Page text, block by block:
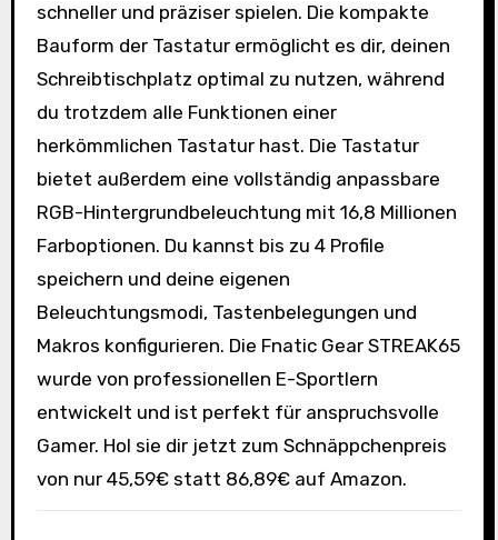
schneller und präziser spielen. Die kompakte
Bauform der Tastatur ermöglicht es dir, deinen
Schreibtischplatz optimal zu nutzen, während
du trotzdem alle Funktionen einer
herkömmlichen Tastatur hast. Die Tastatur
bietet außerdem eine vollständig anpassbare
RGB-Hintergrundbeleuchtung mit 16,8 Millionen
Farboptionen. Du kannst bis zu 4 Profile
speichern und deine eigenen
Beleuchtungsmodi, Tastenbelegungen und
Makros konfigurieren. Die Fnatic Gear STREAK65
wurde von professionellen E-Sportlern
entwickelt und ist perfekt für anspruchsvolle
Gamer. Hol sie dir jetzt zum Schnäppchenpreis
von nur 45,59€ statt 86,89€ auf Amazon.